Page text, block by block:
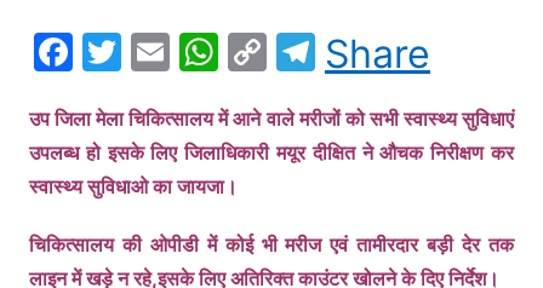
F
c
e
b
o
T
itt
er
E
ai
l
W
at
s
A
p
C
p
y
n
T
el
e
gr
m
Share
उप जिला मेला चिकित्सालय में आने वाले मरीजों को सभी स्वास्थ्य सुविधाएं
उपलब्ध हो इसके लिए जिलाधिकारी मयूर दीक्षित ने औचक निरीक्षण कर
स्वास्थ्य सुविधाओ का जायजा।
चिकित्सालय की ओपीडी में कोई भी मरीज एवं तामीरदार बड़ी देर तक
लाइन में खड़े न रहे,इसके लिए अतिरिक्त काउंटर खोलने के दिए निर्देश।